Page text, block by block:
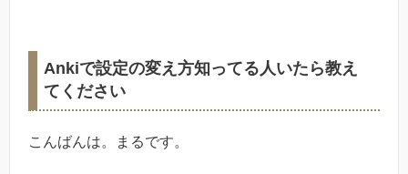
Ankiで設定の変え方知ってる人いたら教え
てください
こんばんは。まるです。